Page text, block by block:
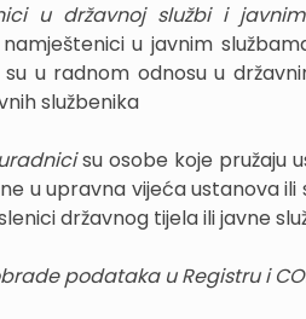
u državnoj službi i
u javnim
u radnom odnosu u
službenika
su osobe koje pružaju
u upravna vijeća ustanova
državnog tijela ili javne
podataka u Registru i